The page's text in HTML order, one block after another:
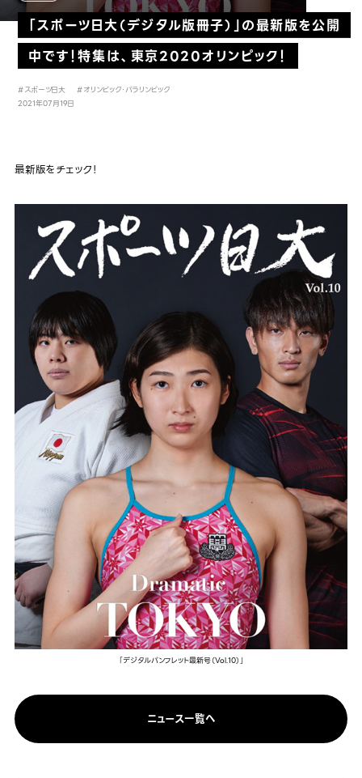
「スポーツ日大（デジタル版冊子）」の最新版を公開
中です！特集は、東京2020オリンピック！
#スポーツ日大
#オリンピック・パラリンピック
2021年07月19日
最新版をチェック！
「デジタルパンフレット最新号（Vol.10）」
ニュース一覧へ